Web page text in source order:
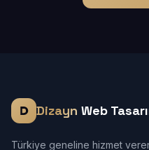
Dizayn Web
Türkiye geneline hizmet